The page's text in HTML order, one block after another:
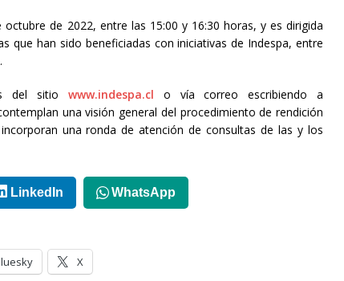
de 2022, entre las 15:00 y 16:30 horas, y es dirigida
que han sido beneficiadas con iniciativas de Indespa, entre
del sitio www.indespa.cl o vía correo escribiendo a
una visión general del procedimiento de rendición
una ronda de atención de consultas de las y los
LinkedIn WhatsApp
X